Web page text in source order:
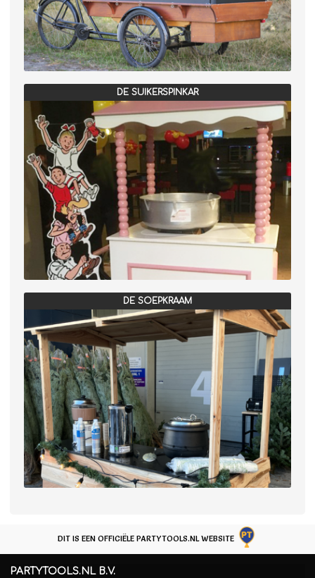
DE SUIKERSPINKAR
DE SOEPKRAAM
DIT IS EEN OFFICIËLE PARTYTOOLS.NL WEBSITE
PARTYTOOLS.NL B.V.